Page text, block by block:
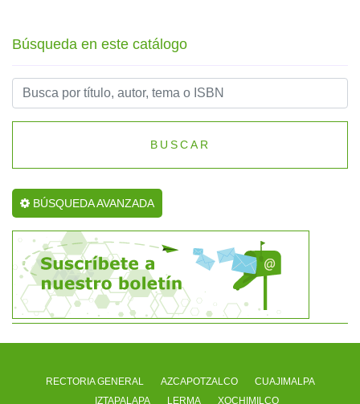
Búsqueda en este catálogo
BUSCAR
BÚSQUEDA AVANZADA
RECTORIA GENERAL AZCAPOTZALCO
CUAJIMALPA
IZTAPALAPA
LERMA XOCHIMILCO